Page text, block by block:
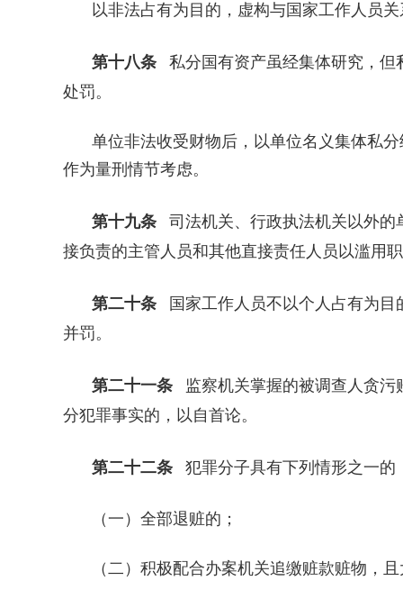
以非法占有为目的，虚构与国家工作人员
第十八条 私分国有资产虽经集体研究，但
处罚。
单位非法收受财物后，以单位名义集体私
作为量刑情节考虑。
第十九条 司法机关、行政执法机关以外的
接负责的主管人员和其他直接责任人员以滥用
第二十条 国家工作人员不以个人占有为目
并罚。
第二十一条 监察机关掌握的被调查人贪污
分犯罪事实的，以自首论。
第二十二条 犯罪分子具有下列情形之一的
（一）全部退赃的；
（二）积极配合办案机关追缴赃款赃物，